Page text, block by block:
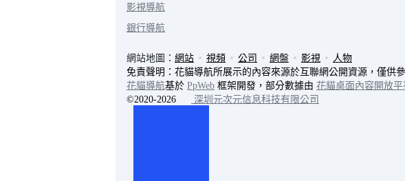
影視導航
銀行導航
網站地圖： 網站 視頻 公司 網盤 影視
人物
免責聲明：花貓導航所展示的內容來源於互聯網公開資源，僅供
花貓導航基於 PpWeb 框架開發，部分數據由 花貓桌面內容開放平
©2020-2026
深圳元次元信息科技有限公司